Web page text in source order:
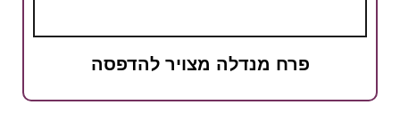
פרח מנדלה מצויר להדפסה